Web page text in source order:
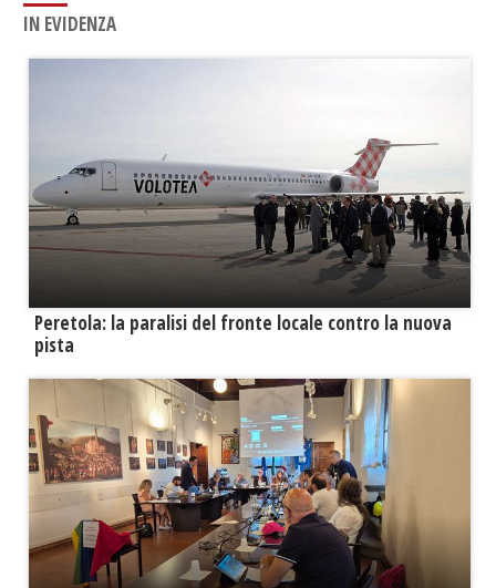
IN EVIDENZA
Peretola: la paralisi del fronte locale contro la nuova
pista